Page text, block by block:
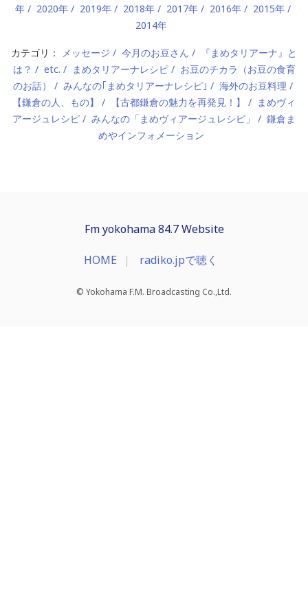
年
2020年 2019年 2018年 2017年 2016年
2015年
2014年
カテゴリ： メッセージ 今月のお豆さん
『まめタリアーナ』と
は？
etc. まめタリアーナレシピ
お豆のチカラ（お豆の食育
のお話）
みんなの｢まめタリアーナレシピ｣
海外のお豆料理
【鎌倉の人、もの】
【古都鎌倉の魅力を再発見！】
まめヴィ
アージュレシピ
みんなの「まめヴィアージュレシピ」
鎌倉ま
めやインフォメーション
Fm yokohama 84.7 Website
HOME radiko.jpで聴く
© Yokohama F.M. Broadcasting Co.,Ltd.